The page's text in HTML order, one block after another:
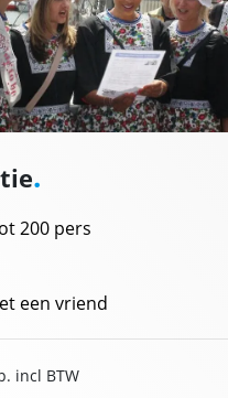
.
200 pers
een vriend
incl BTW